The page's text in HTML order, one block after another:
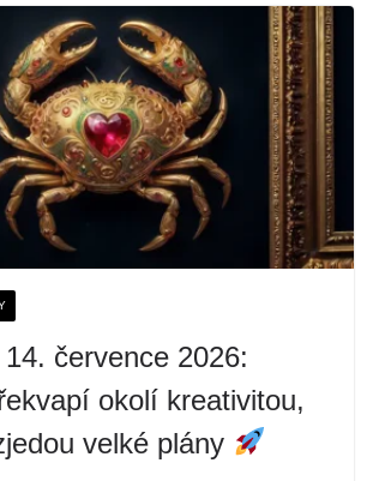
července 2026:
okolí kreativitou,
velké plány